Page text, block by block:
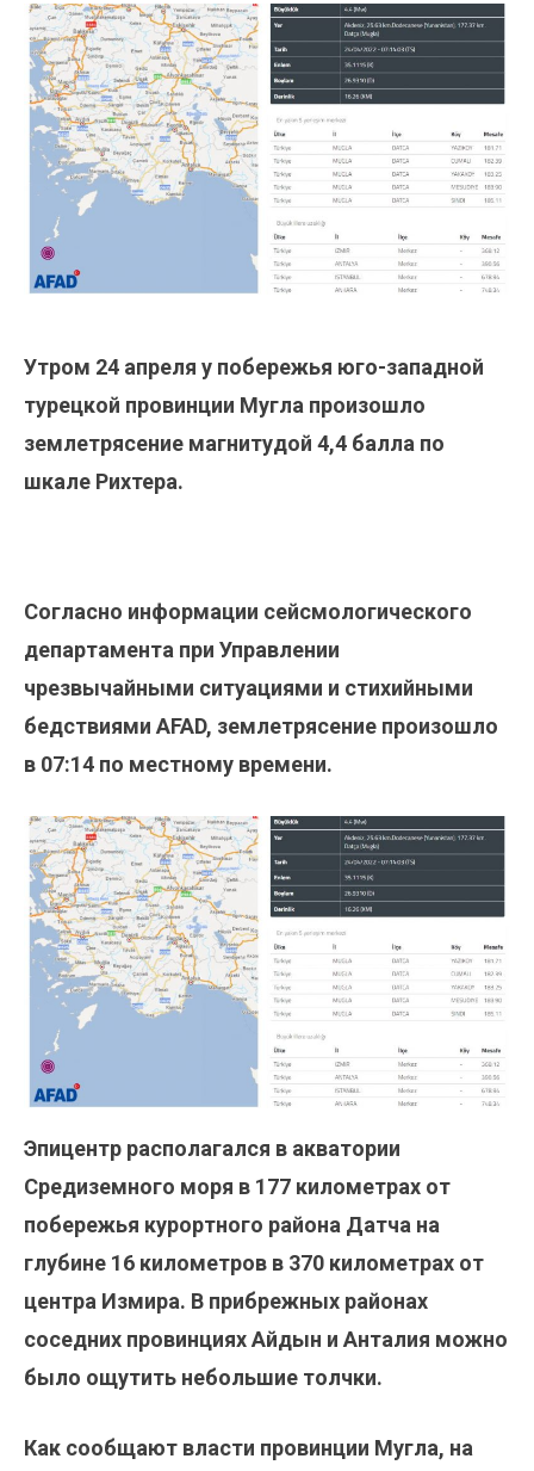
Утром 24 апреля у побережья юго-западной
турецкой провинции Мугла произошло
землетрясение магнитудой 4,4 балла по
шкале Рихтера.
Согласно информации сейсмологического
департамента при Управлении
чрезвычайными ситуациями и стихийными
бедствиями AFAD, землетрясение произошло
в 07:14 по местному времени.
Эпицентр располагался в акватории
Средиземного моря в 177 километрах от
побережья курортного района Датча на
глубине 16 километров в 370 километрах от
центра Измира. В прибрежных районах
соседних провинциях Айдын и Анталия можно
было ощутить небольшие толчки.
Как сообщают власти провинции Мугла, на